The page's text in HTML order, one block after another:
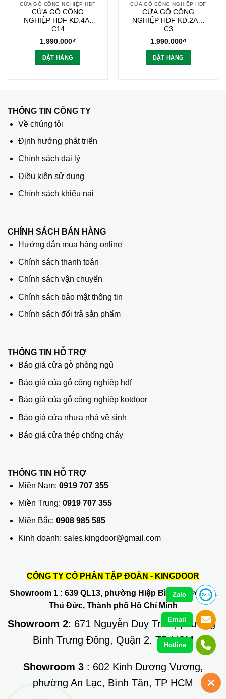
CỬA GỖ CÔNG NGHIỆP HDF
CỬA GỖ CÔNG
NGHIỆP HDF KD.4A-
C14
1.990.000₫
ĐẶT HÀNG
CỬA GỖ CÔNG NGHIỆP HDF
CỬA GỖ CÔNG
NGHIỆP HDF KD.2A1-
C3
1.990.000₫
ĐẶT HÀNG
THÔNG TIN CÔNG TY
Về chúng tôi
Định hướng phát triển
Chính sách đại lý
Điều kiện sử dụng
Chính sách khiếu nại
CHÍNH SÁCH BÁN HÀNG
Hướng dẫn mua hàng online
Chính sách thanh toán
Chính sách vận chuyển
Chính sách bảo mật thông tin
Chính sách đổi trả sản phẩm
THÔNG TIN HỖ TRỢ
Báo giá cửa gỗ phòng ngủ
Báo giá của gỗ công nghiệp hdf
Báo giá của gỗ công nghiệp kotdoor
Báo giá cửa nhựa nhà vệ sinh
Báo giá cửa thép chống cháy
THÔNG TIN HỖ TRỢ
Miền Nam: 0919 707 355
Miền Trung: 0919 707 355
Miền Bắc: 0908 985 585
Kinh doanh: sales.kingdoor@gmail.com
CÔNG TY CỔ PHẦN TẬP ĐOÀN - KINGDOOR
Showroom 1: 639 QL13, phường Hiệp Bình Phước, Q.
Thủ Đức, Thành phố Hồ Chí Minh
Showroom 2: 671 Nguyễn Duy Trinh, phường
Bình Trưng Đông, Quận 2. TP HCM
Showroom 3: 602 Kinh Dương Vương,
phường An Lạc, Bình Tân, TP HCM
Zalo
Email
Hotline